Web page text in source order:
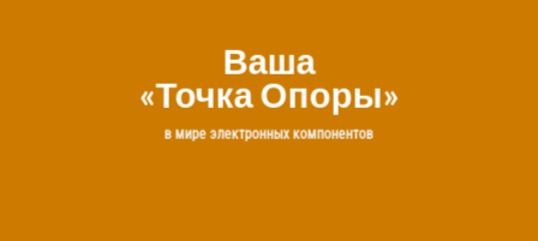
Ваша
«Точка Опоры»
в мире электронных компонентов